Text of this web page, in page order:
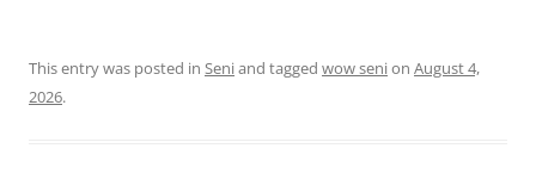
This entry was posted in Seniand tagged wow senion August 4,
2026.